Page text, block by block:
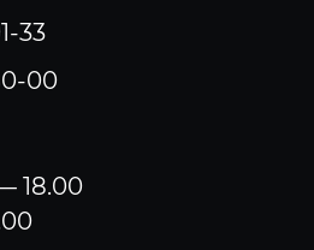
33
00
18.00